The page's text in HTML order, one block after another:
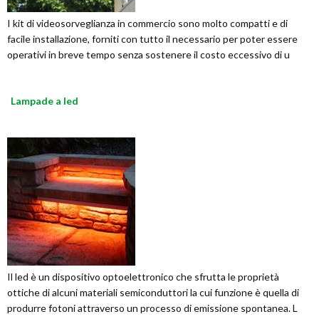
I kit di videosorveglianza in commercio sono molto compatti e di
facile installazione, forniti con tutto il necessario per poter essere
operativi in breve tempo senza sostenere il costo eccessivo di u
Lampade a led
Il led è un dispositivo optoelettronico che sfrutta le proprietà
ottiche di alcuni materiali semiconduttori la cui funzione è quella di
produrre fotoni attraverso un processo di emissione spontanea. L